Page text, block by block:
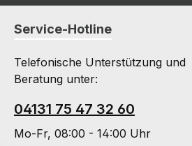
Service-Hotline
Telefonische Unterstützung und
Beratung unter:
04131 75 47 32 60
Mo-Fr, 08:00 - 14:00 Uhr